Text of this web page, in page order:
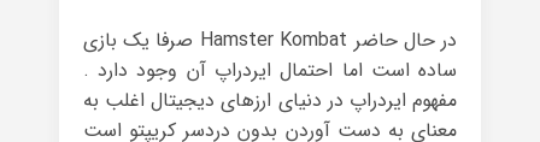
در حال حاضر Hamster Kombat صرفا یک بازی
ساده است اما احتمال ایردراپ آن وجود دارد .
مفهوم ایردراپ در دنیای ارزهای دیجیتال اغلب به
معنای به دست آوردن بدون دردسر کریپتو است